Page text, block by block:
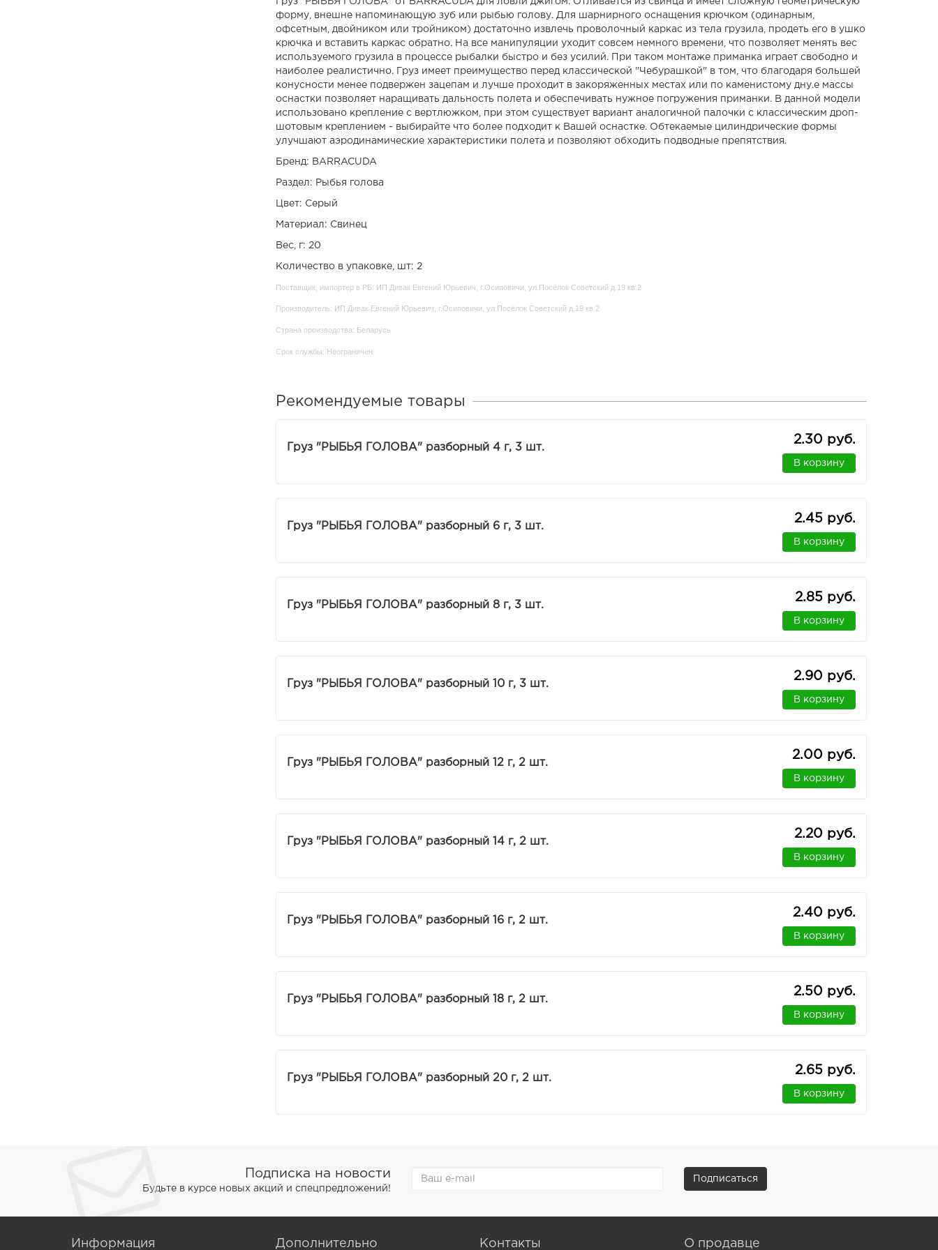
форму, внешне напоминающую зуб или рыбью голову. Для шарнирного оснащения крючком (одинарным,
офсетным, двойником или тройником) достаточно извлечь проволочный каркас из тела грузила, продеть его в ушко
крючка и вставить каркас обратно. На все манипуляции уходит совсем немного времени, что позволяет менять вес
используемого грузила в процессе рыбалки быстро и без усилий. При таком монтаже приманка играет свободно и
наиболее реалистично. Груз имеет преимущество перед классической "Чебурашкой" в том, что благодаря большей
конусности менее подвержен зацепам и лучше проходит в закоряженных местах или по каменистому дну.е массы
оснастки позволяет наращивать дальность полета и обеспечивать нужное погружения приманки. В данной модели
использовано крепление с вертлюжком, при этом существует вариант аналогичной палочки с классическим дроп-
шотовым креплением - выбирайте что более подходит к Вашей оснастке. Обтекаемые цилиндрические формы
улучшают аэродинамические характеристики полета и позволяют обходить подводные препятствия.
Бренд: BARRACUDA
Раздел: Рыбья голова
Цвет: Серый
Материал: Свинец
Вес, г: 20
Количество в упаковке, шт: 2
Поставщик, импортер в РБ: ИП Дивак Евгений Юрьевич, г.Осиповичи, ул.Посёлок Советский д.19 кв.2
Производитель: ИП Дивак Евгений Юрьевич, г.Осиповичи, ул.Посёлок Советский д.19 кв.2
Страна производства: Беларусь
Срок службы: Неограничен
Рекомендуемые товары
Груз "РЫБЬЯ ГОЛОВА" разборный 4 г, 3 шт.
2.30 руб.
В корзину
Груз "РЫБЬЯ ГОЛОВА" разборный 6 г, 3 шт.
2.45 руб.
В корзину
Груз "РЫБЬЯ ГОЛОВА" разборный 8 г, 3 шт.
2.85 руб.
В корзину
Груз "РЫБЬЯ ГОЛОВА" разборный 10 г, 3 шт.
2.90 руб.
В корзину
Груз "РЫБЬЯ ГОЛОВА" разборный 12 г, 2 шт.
2.00 руб.
В корзину
Груз "РЫБЬЯ ГОЛОВА" разборный 14 г, 2 шт.
2.20 руб.
В корзину
Груз "РЫБЬЯ ГОЛОВА" разборный 16 г, 2 шт.
2.40 руб.
В корзину
Груз "РЫБЬЯ ГОЛОВА" разборный 18 г, 2 шт.
2.50 руб.
В корзину
Груз "РЫБЬЯ ГОЛОВА" разборный 20 г, 2 шт.
2.65 руб.
В корзину
Подписка на новости
Будьте в курсе новых акций и спецпредложений!
Подписаться
Информация Дополнительно Контакты О продавце